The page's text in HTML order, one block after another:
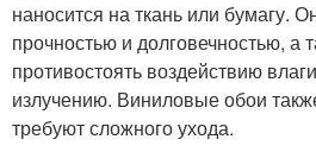
наносится на ткань или бумагу.
прочностью и долговечностью, а
противостоять воздействию
излучению. Виниловые обои
требуют сложного ухода.